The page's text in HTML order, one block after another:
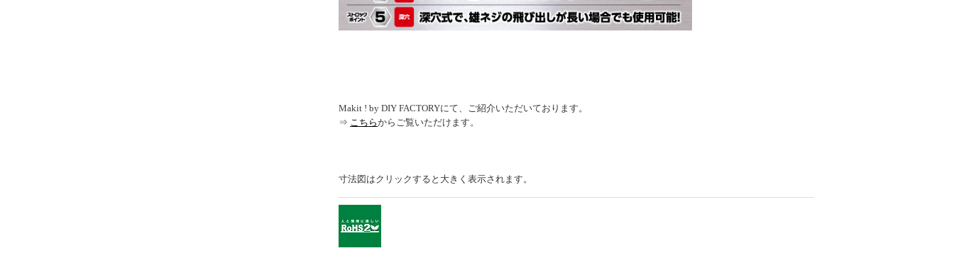
Makit ! by DIY FACTORYにて、ご紹介いただいております。
⇒ こちらからご覧いただけます。
寸法図はクリックすると大きく表示されます。